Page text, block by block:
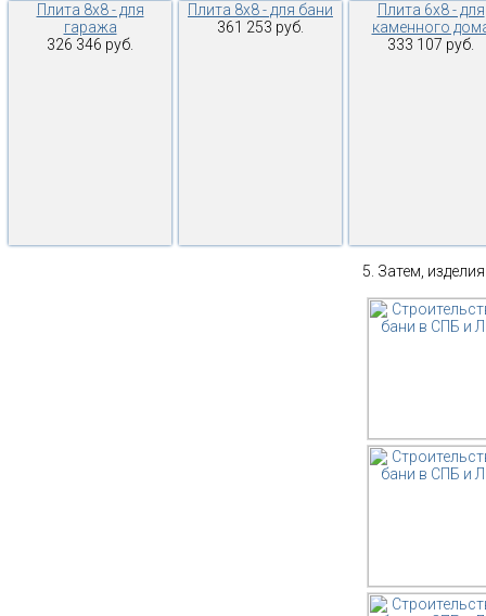
Плита 8х8 - для
гаража
326 346 руб.
Плита 8х8 - для бани
361 253 руб.
Плита 6х8 - для
каменного
333 107 руб.
Затем,